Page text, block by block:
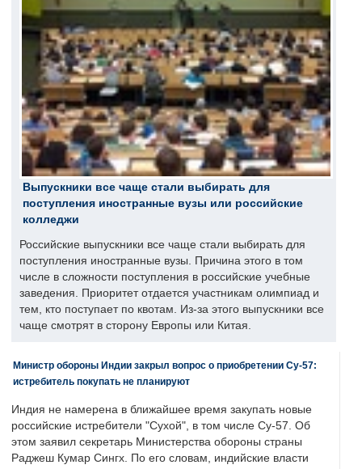
Выпускники все чаще стали выбирать для
поступления иностранные вузы или российские
колледжи
Российские выпускники все чаще стали выбирать для
поступления иностранные вузы. Причина этого в том
числе в сложности поступления в российские учебные
заведения. Приоритет отдается участникам олимпиад и
тем, кто поступает по квотам. Из-за этого выпускники все
чаще смотрят в сторону Европы или Китая.
Министр обороны Индии закрыл вопрос о приобретении Су-57:
истребитель покупать не планируют
Индия не намерена в ближайшее время закупать новые
российские истребители "Сухой", в том числе Су-57. Об
этом заявил секретарь Министерства обороны страны
Раджеш Кумар Сингх. По его словам, индийские власти